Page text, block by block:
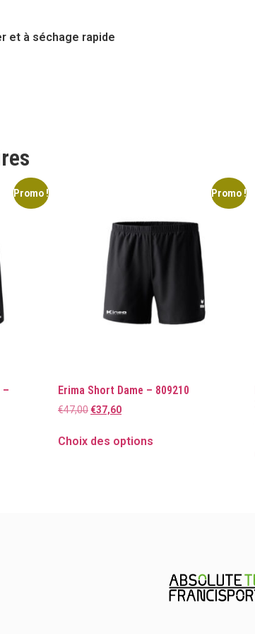
et à séchage rapide
Promo !
–
Promo !
Erima Short Dame – 809210
€47,00€37,60
Choix des options